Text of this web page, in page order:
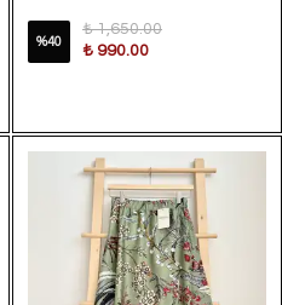
%40
₺ 1,650.00
₺ 990.00